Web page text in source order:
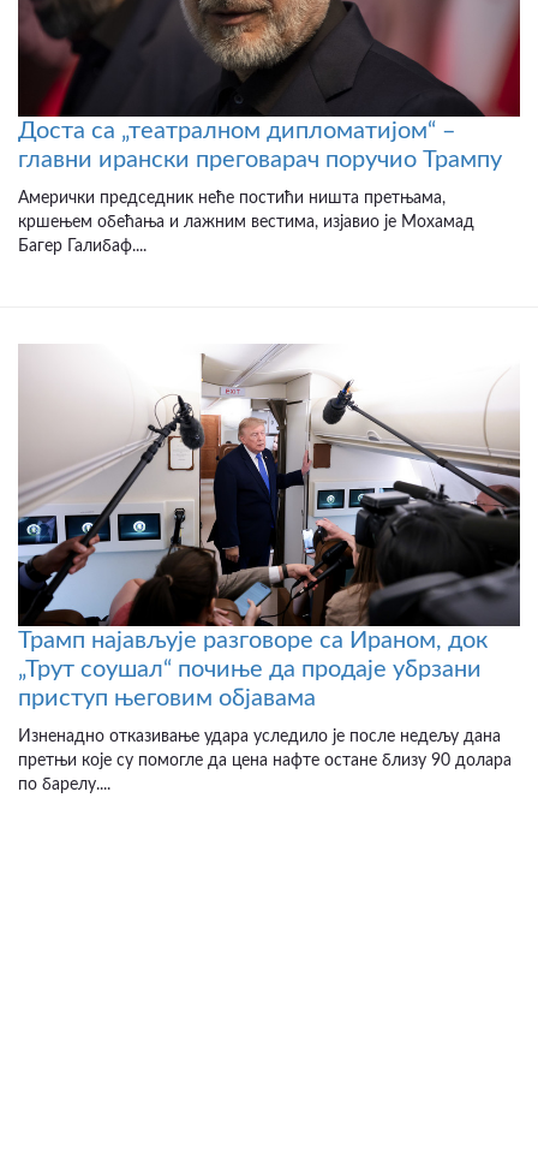
Доста са „театралном дипломатијом“ –
главни ирански преговарач поручио Трампу
Амерички председник неће постићи ништа претњама,
кршењем обећања и лажним вестима, изјавио је Мохамад
Багер Галибаф....
Трамп најављује разговоре са Ираном, док
„Трут соушал“ почиње да продаје убрзани
приступ његовим објавама
Изненадно отказивање удара уследило је после недељу дана
претњи које су помогле да цена нафте остане близу 90 долара
по барелу....